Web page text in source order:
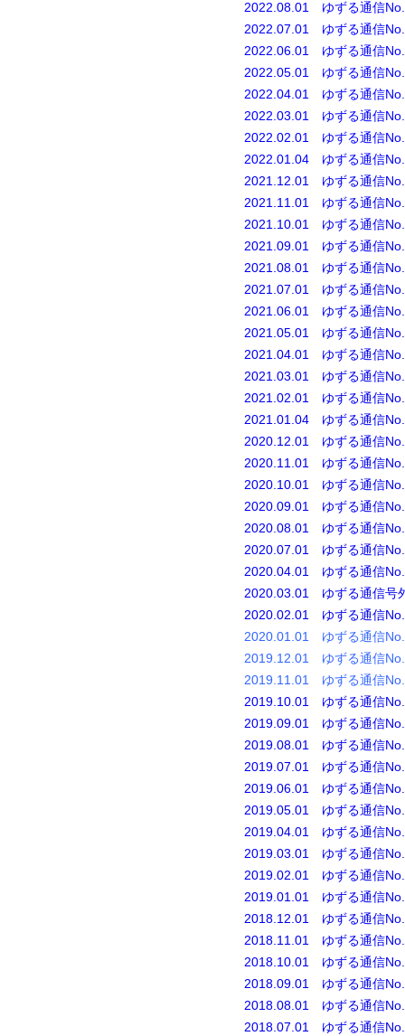
2022.08.01 ゆずる通信
2022.07.01 ゆずる通信
2022.06.01 ゆずる通信
2022.05.01 ゆずる通信
2022.04.01 ゆずる通信
2022.03.01
ゆずる通信
2022.02.01 ゆずる通信
2022.01.04 ゆずる通信
2021.12.01 ゆずる通信
2021.11.01 ゆずる通信
2021.10.01 ゆずる通信
2021.09.01 ゆずる通信
2021.08.01 ゆずる通信
2021.07.01 ゆずる通信
2021.06.01 ゆずる通信
2021.05.01 ゆずる通信
2021.04.01 ゆずる通信
2021.03.01 ゆずる通信
2021.02.01 ゆずる通信
2021.01.04 ゆずる通信
2020.12.01 ゆずる通信
2020.11.01 ゆずる通信
2020.10.01 ゆずる通信
2020.09.01 ゆずる通信
2020.08.01 ゆずる通信
2020.07.01 ゆずる通信
2020.04.01 ゆずる通信
2020.03.01 ゆずる通信号
2020.02.01 ゆずる通信
2020.01.01 ゆずる通信
2019.12.01 ゆずる通信
2019.11.01 ゆずる通信
2019.10.01 ゆずる通信
2019.09.01 ゆずる通信
2019.08.01 ゆずる通信
2019.07.01 ゆずる通信
2019.06.01 ゆずる通信
2019.05.01 ゆずる通信
2019.04.01 ゆずる通信
2019.03.01 ゆずる通信
2019.02.01 ゆずる通信
2019.01.01 ゆずる通信
2018.12.01 ゆずる通信
2018.11.01 ゆずる通信
2018.10.01 ゆずる通信
2018.09.01 ゆずる通信
2018.08.01 ゆずる通信
2018.07.01 ゆずる通信